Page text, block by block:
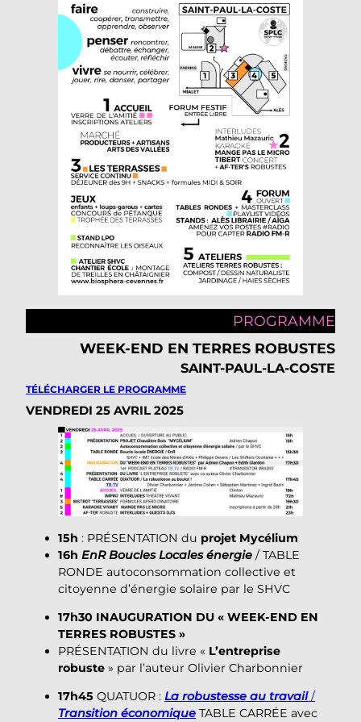
PROGRAMME
WEEK-END EN TERRES ROBUSTES
SAINT-PAUL-LA-COSTE
TÉLÉCHARGER LE PROGRAMME
VENDREDI 25 AVRIL 2025
15h : PRÉSENTATION du projet Mycélium
16h EnR Boucles Locales énergie / TABLE
RONDE autoconsommation collective et
citoyenne d’énergie solaire par le SHVC
17h30 INAUGURATION DU « WEEK-END EN
TERRES ROBUSTES »
PRÉSENTATION du livre « L’entreprise
robuste » par l’auteur Olivier Charbonnier
17h45 QUATUOR : La robustesse au travail/
Transition économique TABLE CARRÉE avec